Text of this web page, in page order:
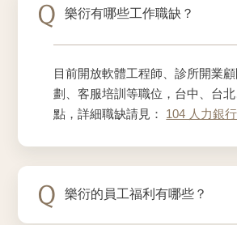
Q 樂衍有哪些工作職缺？
目前開放軟體工程師、診所開業
劃、客服培訓等職位，台中、台
點，詳細職缺請見： 104 人力銀行
Q 樂衍的員工福利有哪些？